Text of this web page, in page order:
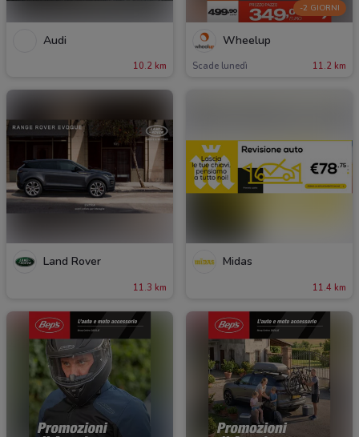
Audi
10.2 km
-2 GIORNI
Wheelup
Scade lunedì 11.2 km
Land Rover
11.3 km
Midas
11.4 km